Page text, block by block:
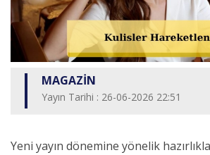
MAGAZİN
Yayın Tarihi : 26-06-2026 22:51
Yeni yayın dönemine yönelik